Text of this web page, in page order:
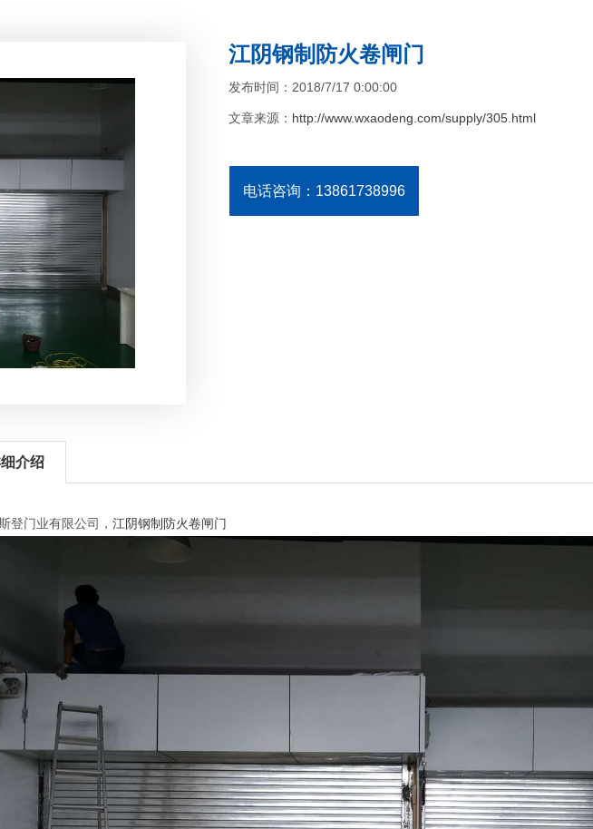
江阴钢制防火卷闸门
发布时间：2018/7/17 0:00:00
文章来源： http://www.wxaodeng.com/supply/305.html
电话咨询：13861738996
介绍
登门业有限公司， 江阴钢制防火卷闸门